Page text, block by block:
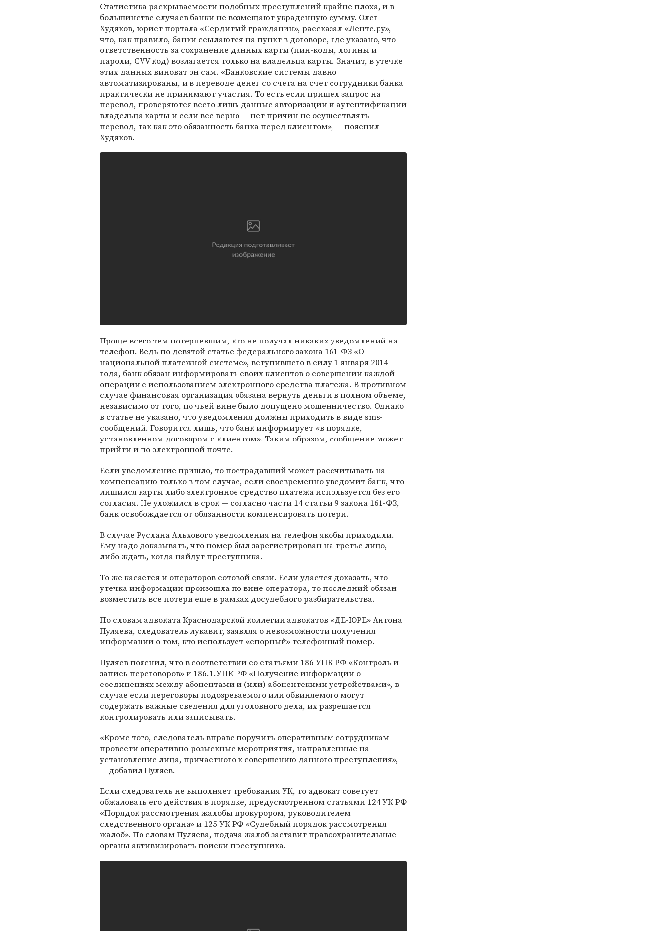
Статистика раскрываемости подобных преступлений крайне плоха, и в
большинстве случаев банки не возмещают украденную сумму. Олег
Худяков, юрист портала «Сердитый гражданин», рассказал «Ленте.ру»,
что, как правило, банки ссылаются на пункт в договоре, где указано, что
ответственность за сохранение данных карты (пин-коды, логины и
пароли, CVV код) возлагается только на владельца карты. Значит, в утечке
этих данных виноват он сам. «Банковские системы давно
автоматизированы, и в переводе денег со счета на счет сотрудники банка
практически не принимают участия. То есть если пришел запрос на
перевод, проверяются всего лишь данные авторизации и аутентификации
владельца карты и если все верно — нет причин не осуществлять
перевод, так как это обязанность банка перед клиентом», — пояснил
Худяков.
Проще всего тем потерпевшим, кто не получал никаких уведомлений на
телефон. Ведь по девятой статье федерального закона 161-ФЗ «О
национальной платежной системе», вступившего в силу 1 января 2014
года, банк обязан информировать своих клиентов о совершении каждой
операции с использованием электронного средства платежа. В противном
случае финансовая организация обязана вернуть деньги в полном объеме,
независимо от того, по чьей вине было допущено мошенничество. Однако
в статье не указано, что уведомления должны приходить в виде sms-
сообщений. Говорится лишь, что банк информирует «в порядке,
установленном договором с клиентом». Таким образом, сообщение может
прийти и по электронной почте.
Если уведомление пришло, то пострадавший может рассчитывать на
компенсацию только в том случае, если своевременно уведомит банк, что
лишился карты либо электронное средство платежа используется без его
согласия. Не уложился в срок — согласно части 14 статьи 9 закона 161-ФЗ,
банк освобождается от обязанности компенсировать потери.
В случае Руслана Альхового уведомления на телефон якобы приходили.
Ему надо доказывать, что номер был зарегистрирован на третье лицо,
либо ждать, когда найдут преступника.
То же касается и операторов сотовой связи. Если удается доказать, что
утечка информации произошла по вине оператора, то последний обязан
возместить все потери еще в рамках досудебного разбирательства.
По словам адвоката Краснодарской коллегии адвокатов «ДЕ-ЮРЕ» Антона
Пуляева, следователь лукавит, заявляя о невозможности получения
информации о том, кто использует «спорный» телефонный номер.
Пуляев пояснил, что в соответствии со статьями 186 УПК РФ «Контроль и
запись переговоров» и 186.1.УПК РФ «Получение информации о
соединениях между абонентами и (или) абонентскими устройствами», в
случае если переговоры подозреваемого или обвиняемого могут
содержать важные сведения для уголовного дела, их разрешается
контролировать или записывать.
«Кроме того, следователь вправе поручить оперативным сотрудникам
провести оперативно-розыскные мероприятия, направленные на
установление лица, причастного к совершению данного преступления»,
— добавил Пуляев.
Если следователь не выполняет требования УК, то адвокат советует
обжаловать его действия в порядке, предусмотренном статьями 124 УК РФ
«Порядок рассмотрения жалобы прокурором, руководителем
следственного органа» и 125 УК РФ «Судебный порядок рассмотрения
жалоб». По словам Пуляева, подача жалоб заставит правоохранительные
органы активизировать поиски преступника.